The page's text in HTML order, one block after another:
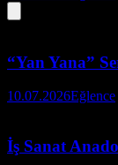
“Yan Yana”
10.07.2026Eğlence
İş Sanat